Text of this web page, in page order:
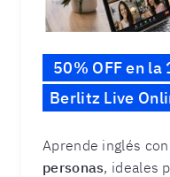
50% OFF en
Berlitz Live
Aprende inglés con
personas, ideales